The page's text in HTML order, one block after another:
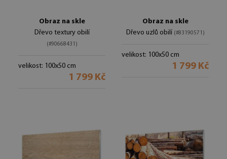
Obraz na skle
Dřevo textury obilí
(#90668431)
velikost: 100x50 cm
1 799 Kč
Obraz na skle
Dřevo uzlů obilí (#83190571)
velikost: 100x50 cm
1 799 Kč